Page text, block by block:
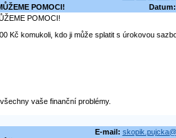
POMOCI!
Datum:
POMOCI!
Kč komukoli, kdo ji může splatit s úrokovou
vaše finanční problémy.
E-mail: